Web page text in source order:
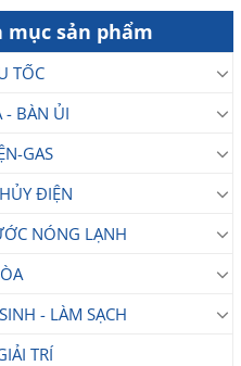
mục sản phẩm
TỐC
- BÀN ỦI
GAS
ĐIỆN
NÓNG LẠNH
- LÀM SẠCH
TRÍ